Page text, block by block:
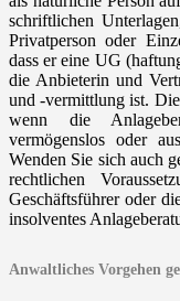
schriftlichen
Privatperson oder
dass er eine UG
die Anbieterin und
und -vermittlung ist.
wenn die
vermögenslos oder
Wenden Sie sich auch
rechtlichen
Geschäftsführer oder
insolventes
Anwaltliches Vorgehen